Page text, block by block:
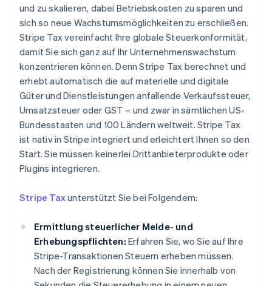
und zu skalieren, dabei Betriebskosten zu sparen und
sich so neue Wachstumsmöglichkeiten zu erschließen.
Stripe Tax vereinfacht Ihre globale Steuerkonformität,
damit Sie sich ganz auf Ihr Unternehmenswachstum
konzentrieren können. Denn Stripe Tax berechnet und
erhebt automatisch die auf materielle und digitale
Güter und Dienstleistungen anfallende Verkaufssteuer,
Umsatzsteuer oder GST – und zwar in sämtlichen US-
Bundesstaaten und 100 Ländern weltweit. Stripe Tax
ist nativ in Stripe integriert und erleichtert Ihnen so den
Start. Sie müssen keinerlei Drittanbieterprodukte oder
Plugins integrieren.
Stripe Taxunterstützt Sie bei Folgendem:
Ermittlung steuerlicher Melde- und
Erhebungspflichten: Erfahren Sie, wo Sie auf Ihre
Stripe-Transaktionen Steuern erheben müssen.
Nach der Registrierung können Sie innerhalb von